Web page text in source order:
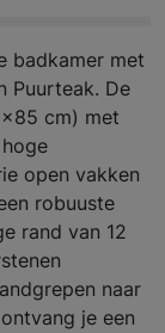
badkamer met
Puurteak. De
cm) met
open vakken
robuuste
rand van 12
naar
je een